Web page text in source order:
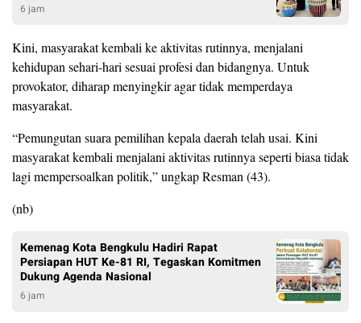
6 jam
Kini, masyarakat kembali ke aktivitas rutinnya, menjalani
kehidupan sehari-hari sesuai profesi dan bidangnya. Untuk
provokator, diharap menyingkir agar tidak memperdaya
masyarakat.
“Pemungutan suara pemilihan kepala daerah telah usai. Kini
masyarakat kembali menjalani aktivitas rutinnya seperti biasa tidak
lagi mempersoalkan politik,” ungkap Resman (43).
(nb)
Kemenag Kota Bengkulu Hadiri Rapat
Persiapan HUT Ke-81 RI, Tegaskan Komitmen
Dukung Agenda Nasional
6 jam